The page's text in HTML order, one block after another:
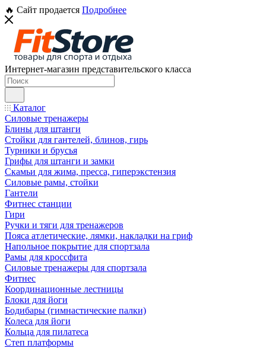
🔥 Сайт продается Подробнее
Интернет-магазин представительского класса
Каталог
Силовые тренажеры
Блины для штанги
Стойки для гантелей, блинов, гирь
Турники и брусья
Грифы для штанги и замки
Скамьи для жима, пресса, гиперэкстензия
Силовые рамы, стойки
Гантели
Фитнес станции
Гири
Ручки и тяги для тренажеров
Пояса атлетические, лямки, накладки на гриф
Напольное покрытие для спортзала
Рамы для кроссфита
Силовые тренажеры для спортзала
Фитнес
Координационные лестницы
Блоки для йоги
Бодибары (гимнастические палки)
Колеса для йоги
Кольца для пилатеса
Степ платформы